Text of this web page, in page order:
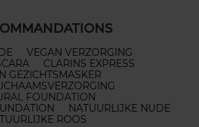
VEGAN VERZORGING
CLARINS EXPRESS
GEZICHTSMASKER
FOUNDATION
NATUURLIJKE NUDE
ROOS